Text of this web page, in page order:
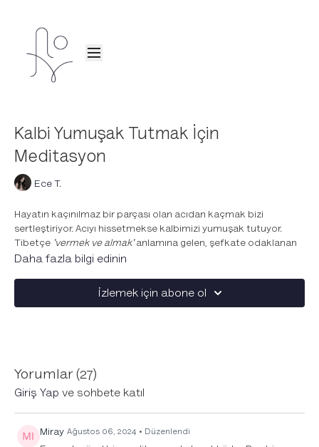
Kalbi Yumuşak Tutmak İçin
Meditasyon
Ece T.
Hayatın kaçınılmaz bir parçası olan acıdan kaçmak bizi
sertleştiriyor. Acıyı hissetmekse kalbimizi yumuşak tutuyor.
Tibetçe 'vermek ve almak'anlamına gelen, şefkate odaklanan
eski bir meditasyon tekniği olan
Şefkatle bağlantı kurmayı, onu hissetmeyi ve onu günlük
alırken, başkalarını ıstırabın karanlığından ve nedenlerinden
kurtardığını, nefes verirken huzurun, esenliğin ışığını ve özünü
ihtiyacı olan herkesle paylaştığını hayal et.
Daha fazla bilgi edinin
İzlemek için abone ol
Yorumlar (27)
Giriş Yap ve sohbete katıl
Miray Ağustos 06, 2024 • Düzenlendi